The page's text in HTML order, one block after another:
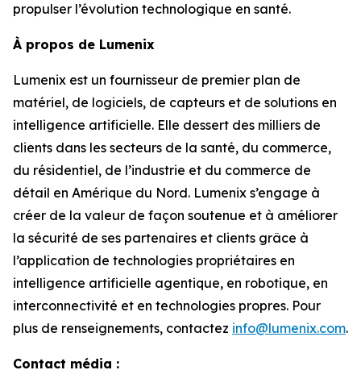
propulser l’évolution technologique en santé.
À propos de Lumenix
Lumenix est un fournisseur de premier plan de
matériel, de logiciels, de capteurs et de solutions en
intelligence artificielle. Elle dessert des milliers de
clients dans les secteurs de la santé, du commerce,
du résidentiel, de l’industrie et du commerce de
détail en Amérique du Nord. Lumenix s’engage à
créer de la valeur de façon soutenue et à améliorer
la sécurité de ses partenaires et clients grâce à
l’application de technologies propriétaires en
intelligence artificielle agentique, en robotique, en
interconnectivité et en technologies propres. Pour
plus de renseignements, contactez info@lumenix.com.
Contact média :